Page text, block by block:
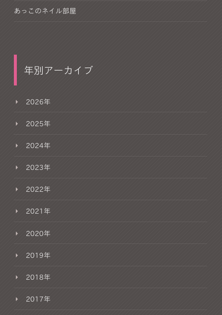
あっこのネイル部屋
年別アーカイブ
2026年
2025年
2024年
2023年
2022年
2021年
2020年
2019年
2018年
2017年